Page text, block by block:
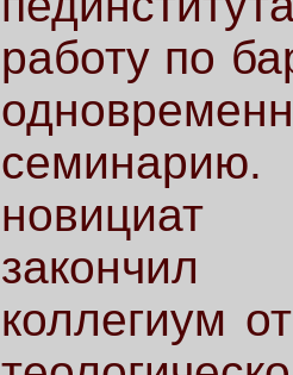
работу по
новициат
закончил
коллегиум